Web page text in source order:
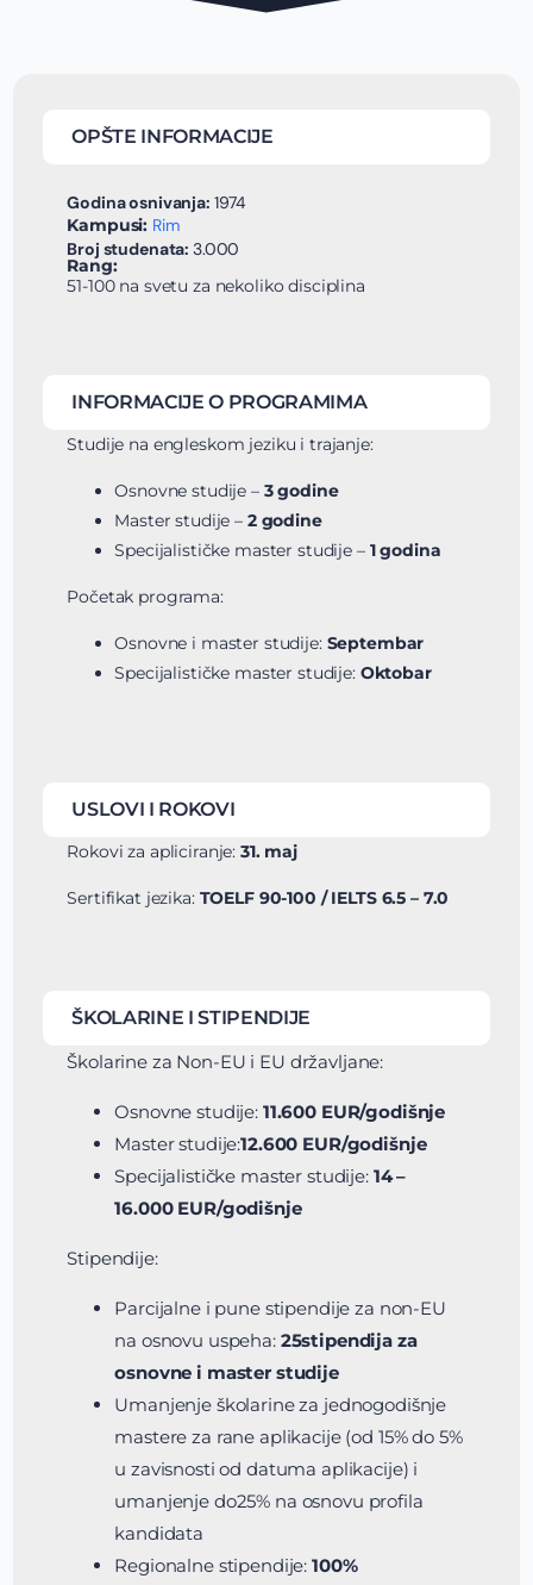
OPŠTE INFORMACIJE
Godina osnivanja: 1974
Kampusi: Rim
Broj studenata: 3.000
Rang:
51-100 na svetu za nekoliko disciplina
INFORMACIJE O PROGRAMIMA
Studije na engleskom jeziku i trajanje:
Osnovne studije –3 godine
Master studije – 2 godine
Specijalističke master studije – 1 godina
Početak programa:
Osnovne i master studije: Septembar
Specijalističke master studije: Oktobar
USLOVI I ROKOVI
Rokovi za apliciranje: 31. maj
Sertifikat jezika: TOELF 90-100 / IELTS 6.5 – 7.0
ŠKOLARINE I STIPENDIJE
Školarine za Non-EU i EU državljane:
Osnovne studije: 11.600 EUR/godišnje
Master studije:12.600 EUR/godišnje
Specijalističke master studije: 14 –
16.000 EUR/godišnje
Stipendije:
Parcijalne i pune stipendije za non-EU
na osnovu uspeha: 25stipendija za
osnovne i master studije
Umanjenje školarine za jednogodišnje
mastere za rane aplikacije (od 15% do 5%
u zavisnosti od datuma aplikacije) i
umanjenje do25% na osnovu profila
kandidata
Regionalne stipendije: 100%